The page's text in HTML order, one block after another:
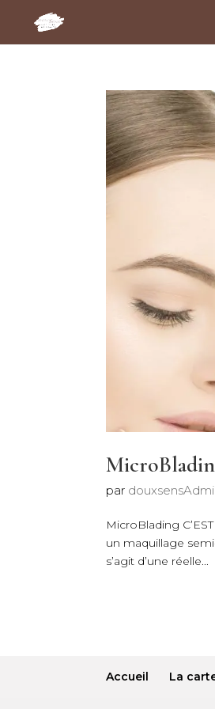
par
MicroBlading
un maquillage
s’agit d’une réelle...
Accueil La